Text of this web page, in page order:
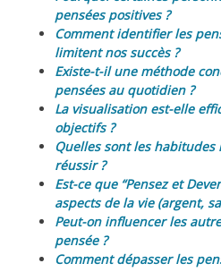
pensées positives ?
Comment identifier les
limitent nos succès ?
Existe-t-il une méthode
pensées au quotidien ?
La visualisation est-elle
objectifs ?
Quelles sont les
réussir ?
Est-ce que “Pensez et
aspects de la vie (argent,
Peut-on influencer les
pensée ?
Comment dépasser les